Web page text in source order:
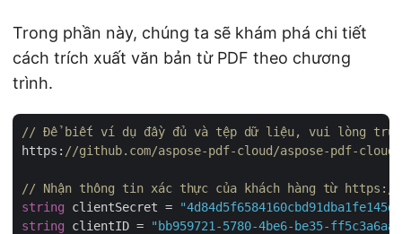
Trong phần này, chúng ta sẽ khám phá chi tiết
cách trích xuất văn bản từ PDF theo chương
trình.
// Để biết ví dụ đầy đủ và tệp dữ liệu, vui lòng
https: //github.com/aspose-pdf-cloud/aspose-pdf-
// Nhận thông tin xác thực của khách hàng từ https://
string clientSecret =
string clientID = "bb959721-5780-4be6-be35-